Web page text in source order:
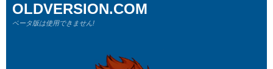
OLDVERSION.COM
ベータ版は使用できません!